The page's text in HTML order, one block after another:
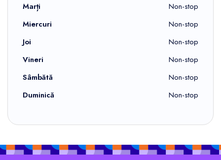
Marți
Non-stop
Miercuri
Non-stop
Joi
Non-stop
Vineri
Non-stop
Sâmbătă
Non-stop
Duminică
Non-stop